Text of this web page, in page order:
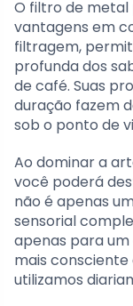
O filtro de
vantagens em
filtragem,
profunda dos
de café. Suas
duração fazem
sob o ponto de
Ao dominar a
você poderá
não é apenas
sensorial
apenas para
mais
utilizamos